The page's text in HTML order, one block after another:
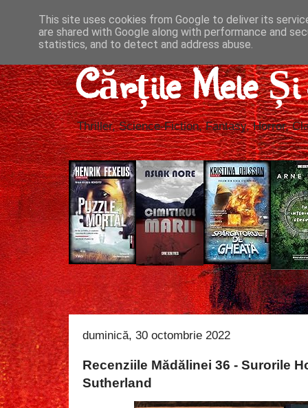
Cărțile Mele
Thriller, Science-Fiction, Fantasy, Horror,
duminică, 30 octombrie 2022
Recenziile Mădălinei 36 - Surorile
Sutherland
This site uses cookies from Google to deliver its
are shared with Google along with performance and
statistics, and to detect and address abuse.